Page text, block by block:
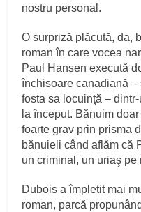
nostru personal.
O surpriză plăcută, da,
roman în care vocea
Paul Hansen execută
închisoare canadiană –
fosta sa locuinţă –
la început. Bănuim
foarte grav prin prisma
bănuieli când aflăm că
un criminal, un uriaş pe
Dubois a împletit mai
roman, parcă